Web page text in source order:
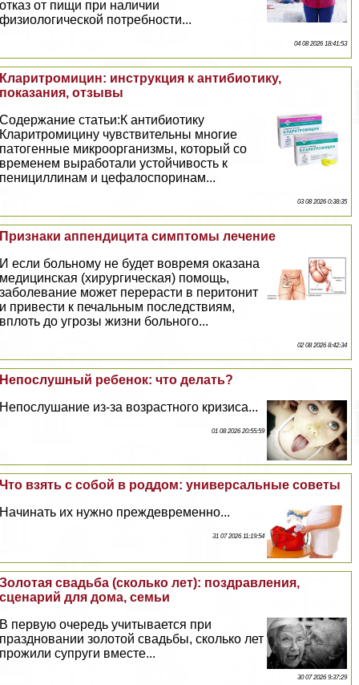
отказ от пищи при наличии
физиологической потребности...
04 08 2026 18:41:53
Кларитромицин: инструкция к антибиотику,
показания, отзывы
Содержание статьи:К антибиотику
Кларитромицину чувствительны многие
патогенные микроорганизмы, который со
временем выработали устойчивость к
пенициллинам и цефалоспоринам...
03 08 2026 0:38:35
Признаки аппендицита симптомы лечение
И если больному не будет вовремя оказана
медицинская (хирургическая) помощь,
заболевание может перерасти в перитонит
и привести к печальным последствиям,
вплоть до угрозы жизни больного...
02 08 2026 8:42:34
Непослушный ребенок: что делать?
Непослушание из-за возрастного кризиса...
01 08 2026 20:55:59
Что взять с собой в роддом: универсальные советы
Начинать их нужно преждевременно...
31 07 2026 11:19:54
Золотая свадьба (сколько лет): поздравления,
сценарий для дома, семьи
В первую очередь учитывается при
праздновании золотой свадьбы, сколько лет
прожили супруги вместе...
30 07 2026 9:37:29